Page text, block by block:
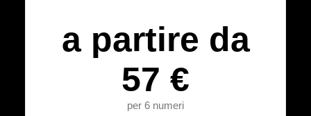
a partire da
57 €
per 6 numeri